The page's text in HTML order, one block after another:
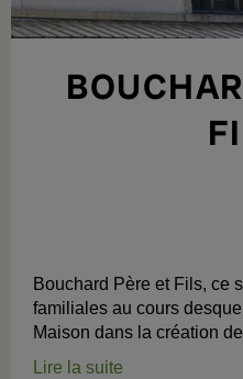
Bouchard Père et Fils, ce
familiales au cours
Maison dans la création
Lire la suite